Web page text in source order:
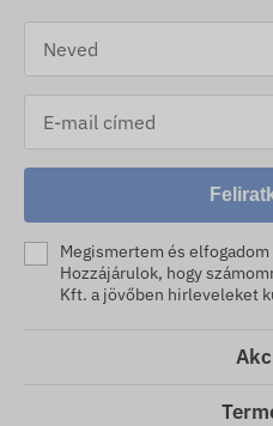
Megismertem és elfogadom
Hozzájárulok, hogy
Kft. a jövőben hirleveleket